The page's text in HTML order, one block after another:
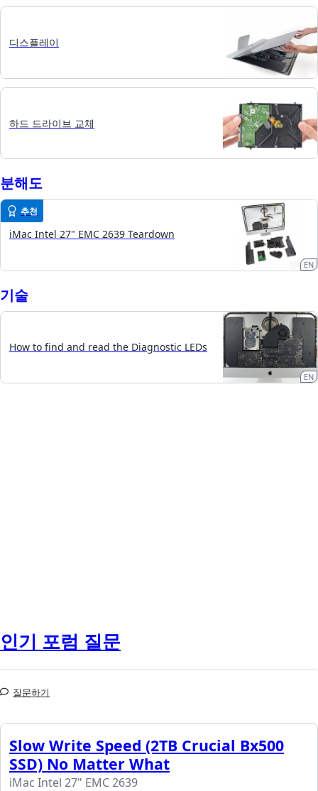
디스플레이
하드 드라이브 교체
분해도
추천
iMac Intel 27" EMC 2639 Teardown
EN
기술
How to find and read the Diagnostic LEDs
EN
인기 포럼 질문
질문하기
Slow Write Speed (2TB Crucial Bx500
SSD) No Matter What
iMac Intel 27" EMC 2639